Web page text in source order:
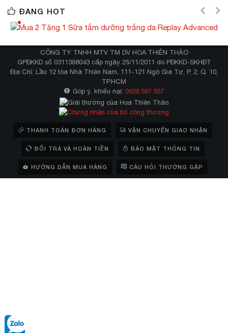
ĐANG HOT
CÔNG TY TNHH MTV TM DV HOA THIÊN THẢO
GPĐKKD số 0311368043 cấp ngày 25/11/2011 do PĐKKD-SKHĐT
Địa Chỉ: Lầu 12 tòa Nhà Thiên Nam, 111-121 Ngô Gia Tự, P. 2, Q. 10,
TP.HCM
Góp ý, khiếu nại: 0926.567.567
THANH TOÁN ĐƠN HÀNG VẬN CHUYỂN GIAO NHẬN
ĐỔI TRẢ VÀ HOÀN TIỀN BẢO MẬT THÔNG TIN
HƯỚNG DẪN MUA HÀNG CÂU HỎI THƯỜNG GẶP